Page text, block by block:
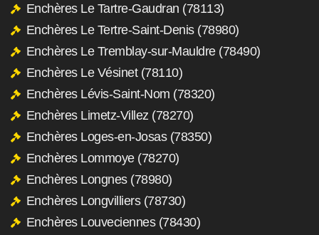
Enchères Le Tartre-Gaudran (78113)
Enchères Le Tertre-Saint-Denis (78980)
Enchères Le Tremblay-sur-Mauldre (78490)
Enchères Le Vésinet (78110)
Enchères Lévis-Saint-Nom (78320)
Enchères Limetz-Villez (78270)
Enchères Loges-en-Josas (78350)
Enchères Lommoye (78270)
Enchères Longnes (78980)
Enchères Longvilliers (78730)
Enchères Louveciennes (78430)